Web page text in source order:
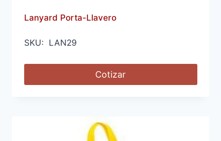
Lanyard Porta-Llavero
SKU: LAN29
Cotizar